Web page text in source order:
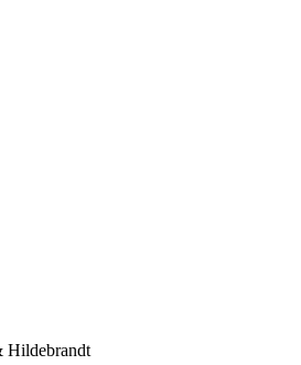
Hildebrandt